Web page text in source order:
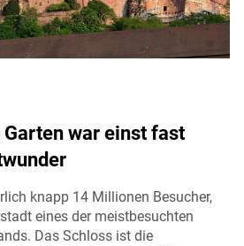
Garten war einst fast
knapp 14 Millionen Besucher,
eines der meistbesuchten
Das Schloss ist die